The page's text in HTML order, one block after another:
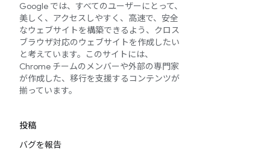
Google では、すべてのユーザーにとって、
美しく、アクセスしやすく、高速で、安全
なウェブサイトを構築できるよう、クロス
ブラウザ対応のウェブサイトを作成したい
と考えています。このサイトには、
Chrome チームのメンバーや外部の専門家
が作成した、移行を支援するコンテンツが
揃っています。
投稿
バグを報告